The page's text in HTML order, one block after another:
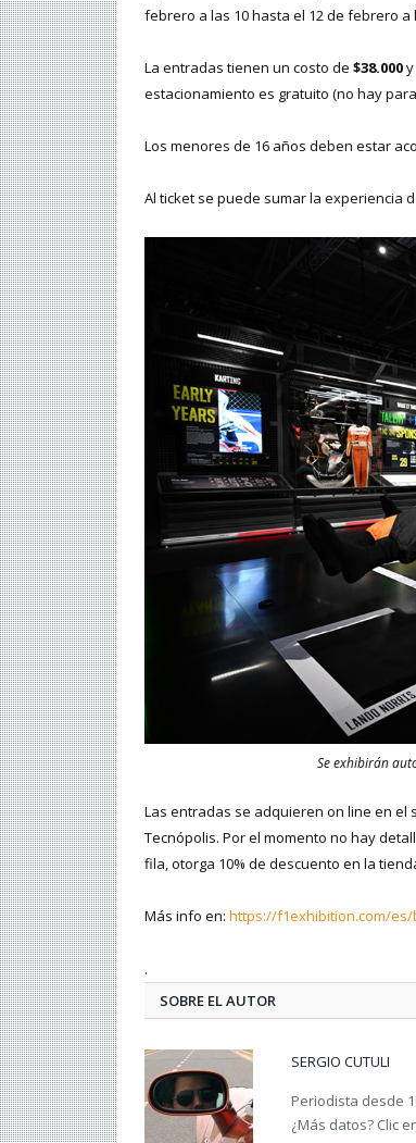
febrero a las 10 hasta el 12 de febrero
La entradas tienen un costo de $38.000
estacionamiento es gratuito (no hay
Los menores de 16 años deben estar
Al ticket se puede sumar la experiencia
Se exhibirán
Las entradas se adquieren on line en el
Tecnópolis. Por el momento no hay
fila, otorga 10% de descuento en la
Más info en: https://f1exhibition.com/
.
SOBRE EL AUTOR
SERGIO CUTULI
Periodista desde
¿Más datos? Clic